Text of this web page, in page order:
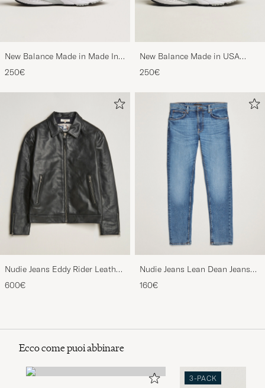
New Balance Made in Made In
USA 990v6 Sneakers Grey
250€
New Balance Made in USA
990v6 Workwear/Grey
250€
Nudie Jeans Eddy Rider Leather
Jacket Black
600€
Nudie Jeans Lean Dean Jeans
Lost Orange
160€
Ecco come puoi abbinare
3-PACK